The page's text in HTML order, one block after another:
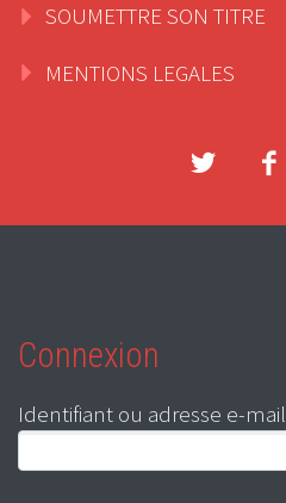
SOUMETTRE SON TITRE
MENTIONS LEGALES
Connexion
Identifiant ou adresse e-mail